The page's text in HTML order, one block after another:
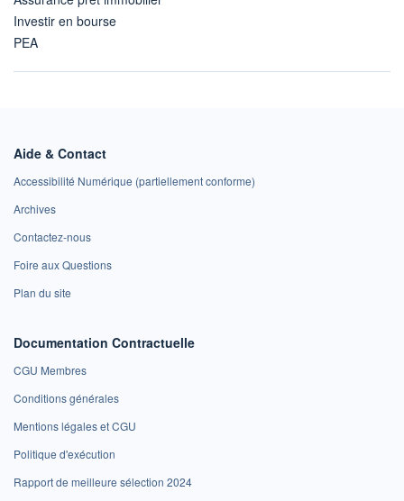
Investir en bourse
PEA
Aide & Contact
Accessibilité Numérique (partiellement conforme)
Archives
Contactez-nous
Foire aux Questions
Plan du site
Documentation Contractuelle
CGU Membres
Conditions générales
Mentions légales et CGU
Politique d'exécution
Rapport de meilleure sélection 2024